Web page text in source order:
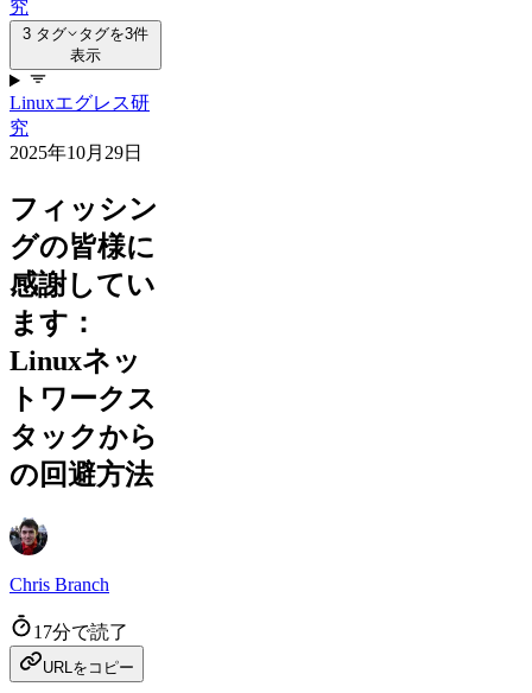
究
3 タグ
タグを3件
表示
Linuxエグレス研
究
2025年10月29日
フィッシン
グの皆様に
感謝してい
ます：
Linuxネッ
トワークス
タックから
の回避方法
Chris Branch
17分で読了
URLをコピー